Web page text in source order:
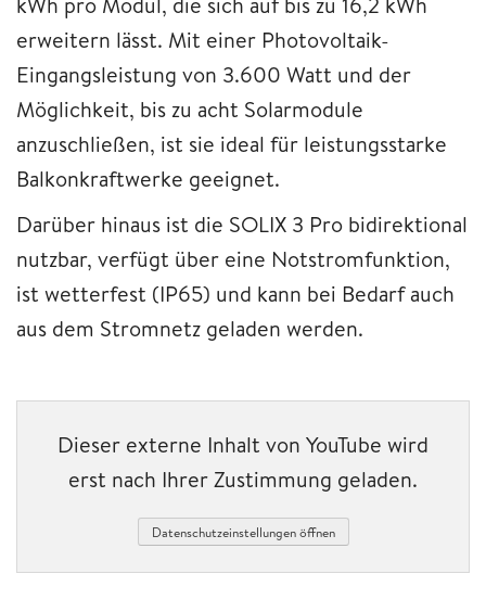
erweitern lässt. Mit einer Photovoltaik-
Eingangsleistung von 3.600 Watt und der
Möglichkeit, bis zu acht Solarmodule
anzuschließen, ist sie ideal für leistungsstarke
Balkonkraftwerke geeignet.
Darüber hinaus ist die SOLIX 3 Pro bidirektional
nutzbar, verfügt über eine Notstromfunktion,
ist wetterfest (IP65) und kann bei Bedarf auch
aus dem Stromnetz geladen werden.
Dieser externe Inhalt von YouTube wird
erst nach Ihrer Zustimmung geladen.
Datenschutzeinstellungen öffnen